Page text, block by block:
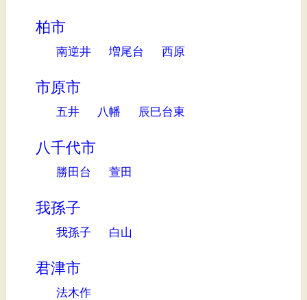
柏市
南逆井 増尾台 西原
市原市
五井 八幡 辰巳台東
八千代市
勝田台 萱田
我孫子
我孫子 白山
君津市
法木作